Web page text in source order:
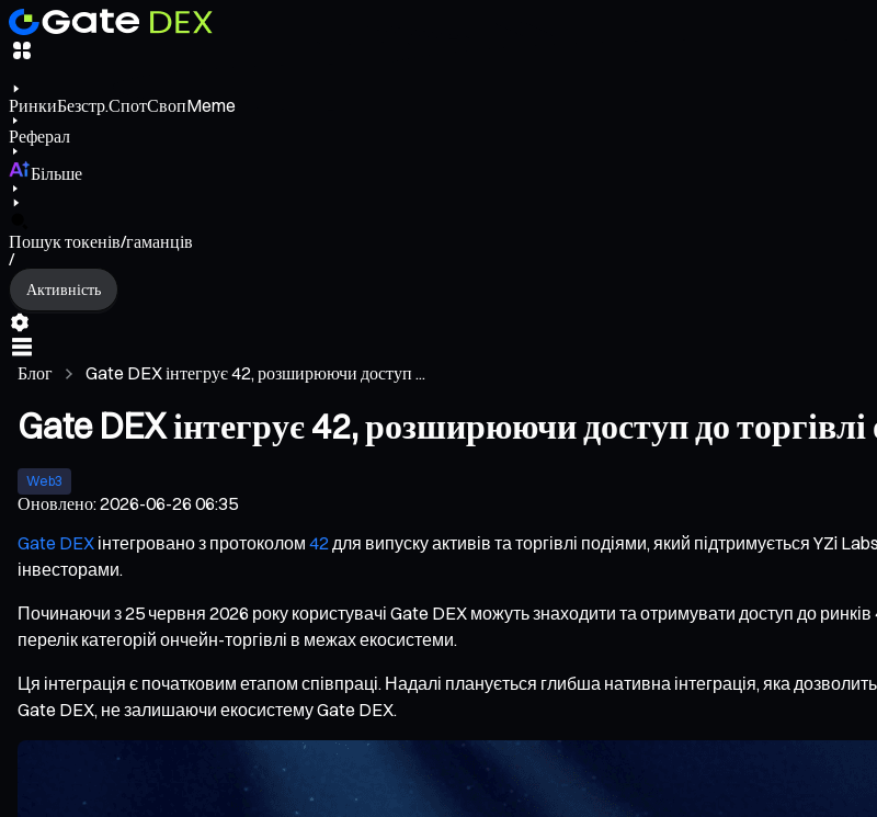
РинкиБезстр.СпотСвопMeme
Реферал
Більше
Пошук токенів/гаманців
/
Активність
Блог Gate DEX інтегрує 42, розширюючи доступ ...
Gate DEX інтегрує 42, розширюючи доступ до
Web3
Оновлено:2026-06-26 06:35
Gate DEX інтегровано з протоколом 42 для випуску активів та торгівлі подіями, який підтримується YZi
інвесторами.
Починаючи з 25 червня 2026 року користувачі Gate DEX можуть знаходити та отримувати доступ до
перелік категорій ончейн-торгівлі в межах екосистеми.
Ця інтеграція є початковим етапом співпраці. Надалі планується глибша нативна інтеграція, яка
Gate DEX, не залишаючи екосистему Gate DEX.